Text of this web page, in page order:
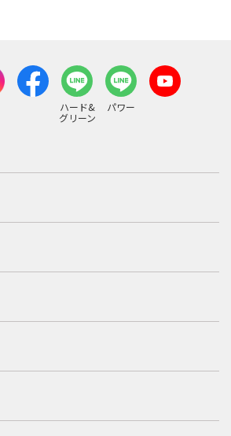
ハード&
グリーン
パワー